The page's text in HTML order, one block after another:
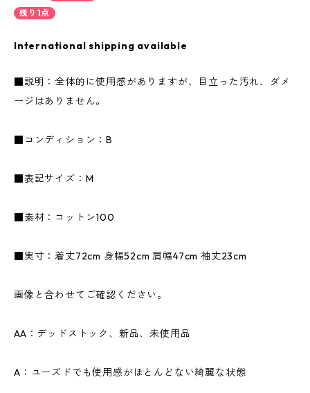
残り1点
International shipping available
■説明：全体的に使用感がありますが、目立った汚れ、ダメ
ージはありません。
■コンディション：B
■表記サイズ：M
■素材：コットン100
■実寸：着丈72cm 身幅52cm 肩幅47cm 袖丈23cm
画像と合わせてご確認ください。
AA：デッドストック、新品、未使用品
A：ユーズドでも使用感がほとんどない綺麗な状態